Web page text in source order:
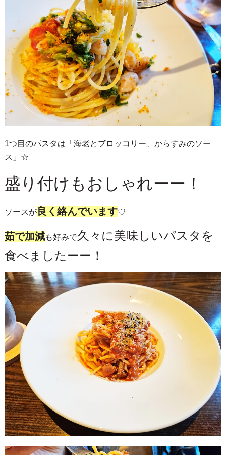
1つ目のパスタは「海老とブロッコリー、からすみのソー
ス」☆
盛り付けもおしゃれーー！
ソースが良く絡んでいます♡
茹で加減も好みで久々に美味しいパスタを
食べましたーー！